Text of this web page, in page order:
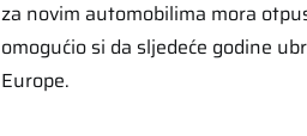
za novim automobilima mora
omogućio si da sljedeće godine
Europe.